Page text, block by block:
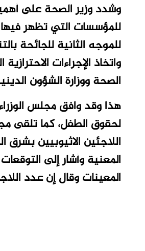
وشدد وزير الصحة على
للمؤسسات التي تظهر فيها
للموجه الثانية للجائحة
واتخاذ الإجراءات
الصحة ووزارة الشؤون
هذا وقد وافق مجلس
لحقوق الطفل، كما تلقى
اللاجئين الاثيوبيين
المعنية وأشار إلى
المعينات وقال إن عدد اللاجئين وصل إلى